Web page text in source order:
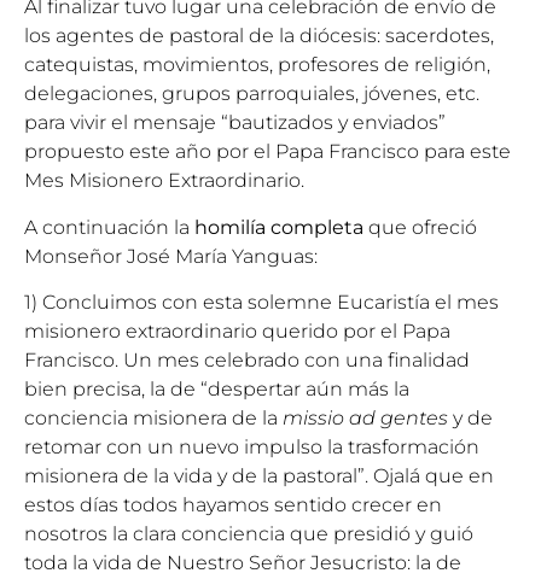
Al finalizar tuvo lugar una celebración de envío de
los agentes de pastoral de la diócesis: sacerdotes,
catequistas, movimientos, profesores de religión,
delegaciones, grupos parroquiales, jóvenes, etc.
para vivir el mensaje “bautizados y enviados”
propuesto este año por el Papa Francisco para este
Mes Misionero Extraordinario.
A continuación la homilía completa que ofreció
Monseñor José María Yanguas:
1) Concluimos con esta solemne Eucaristía el mes
misionero extraordinario querido por el Papa
Francisco. Un mes celebrado con una finalidad
bien precisa, la de “despertar aún más la
conciencia misionera de la missio ad gentes y de
retomar con un nuevo impulso la trasformación
misionera de la vida y de la pastoral”. Ojalá que en
estos días todos hayamos sentido crecer en
nosotros la clara conciencia que presidió y guió
toda la vida de Nuestro Señor Jesucristo: la de